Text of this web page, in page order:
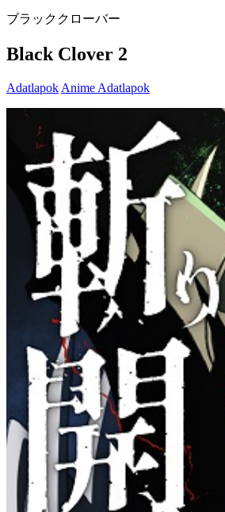
ブラッククローバー
Black Clover 2
Adatlapok Anime Adatlapok